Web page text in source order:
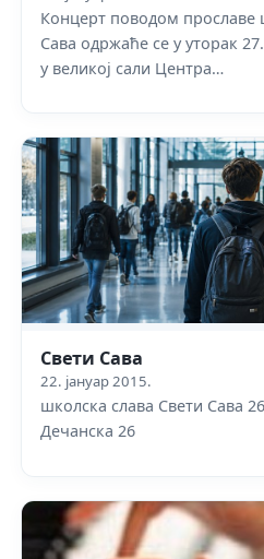
Концерт поводом прославе
Сава одржаће се у уторак
у великој сали Центра…
Свети Сава
22. јануар 2015.
школска слава Свети Сава
Дечанска 26